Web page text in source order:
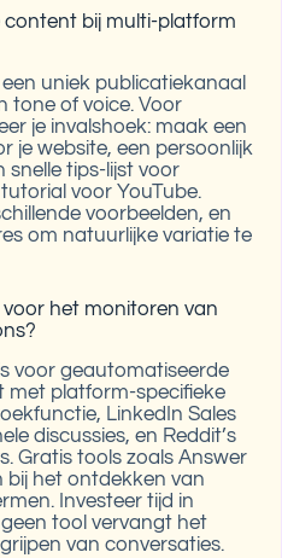
bij multi-platform
uniek publicatiekanaal
tone of voice. Voor
je invalshoek: maak een
je website, een persoonlijk
snelle tips-lijst voor
voor YouTube.
voorbeelden, en
om natuurlijke variatie te
voor het monitoren van
voor geautomatiseerde
met platform-specifieke
LinkedIn Sales
discussies, en Reddit’s
Gratis tools zoals Answer
bij het ontdekken van
Investeer tijd in
tool vervangt het
van conversaties.